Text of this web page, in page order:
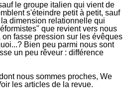
le groupe italien qui vient de
s'éteindre petit à petit, sauf
dimension relationnelle qui
que revient vers nous
fasse pression sur les évêques
Bien peu parmi nous sont
un peu rêveur : différence
nous sommes proches, We
les articles de la revue.